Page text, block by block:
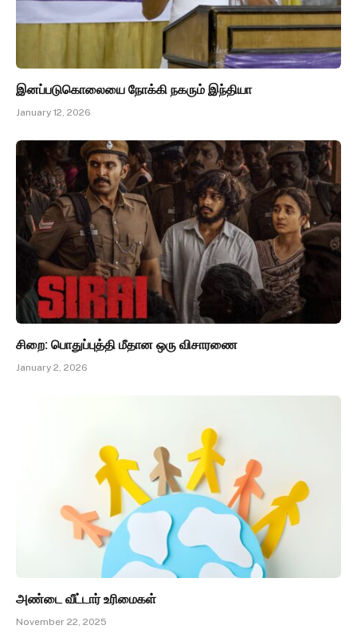
இனப்படுகொலையை நோக்கி நகரும் இந்தியா
January 12, 2026
சிறை: பொதுப்புத்தி மீதான ஒரு விசாரணை
January 2, 2026
அண்டை வீட்டார் உரிமைகள்
November 22, 2025